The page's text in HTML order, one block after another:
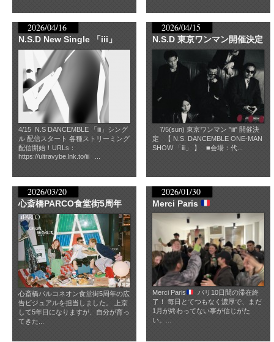
2026/04/16
N.S.D New Single 「iii」
4/15 N.S DANCEMBLE 「iii」シング
ル 配信スタート 各種ストリーミング
配信開始！URLs：
https://ultravybe.lnk.to/iii ...
2026/04/15
N.S.D 東京ワンマン開催決定
7/5(sun) 東京ワンマン "iii" 開催決
定 【 N.S. DANCEMBLE ONE-MAN
SHOW 「iii」 】 ■会場：代...
2026/03/20
心斎橋PARCO食堂街5周年
心斎橋パルコネオン食堂街5周年の広
告ビジュアルを担当しました。 上京
して5年目になりますが、自分が育っ
てきた...
2026/01/30
Merci Paris
Merci Paris
パリ10日間の滞在終
了！ 毎日とてつもなく濃厚で、まだ
1月が終わってない事が信じがた
い。...